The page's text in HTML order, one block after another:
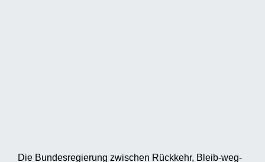
Die Bundesregierung zwischen Rückkehr, Bleib-weg-